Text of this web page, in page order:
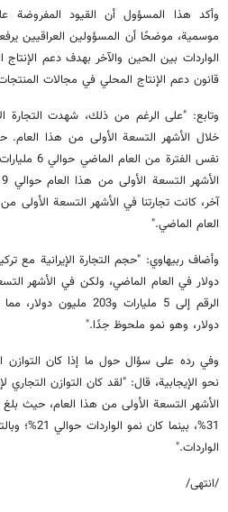
وأكد هذا المسؤول أن القيود المفروضة
موسمية، موضحًا أن المسؤولين العراقيين
الواردات بين الحين والآخر بهدف دعم
قانون دعم الإنتاج المحلي في مجالات
خلال الأشهر التسعة الأولى من هذا العام.
آخر، كانت تجارتنا في الأشهر التسعة الأولى
العام الماضي."
دولار في العام الماضي، ولكن في الأشهر
دولار، وهو نمو ملحوظ جدًا."
وفي رده على سؤال حول ما إذا كان التوازن
نحو الإيجابية، قال: "لقد كان التوازن
الأشهر التسعة الأولى من هذا العام، حيث
31%، بينما
الواردات."
/انتهى/